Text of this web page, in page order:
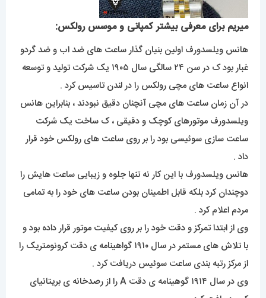
میریم برای معرفی بیشتر کمپانی و موسس رولکس:
هانس ویلسدورف اولین بنیان گذار ساعت های ضد اب و ضد گردو
غبار بود ک در سن ۲۴ سالگی سال ۱۹۰۵ یک شرکت تولید و توسعه
انواع ساعت های مچی رولکس را در لندن تاسیس کرد .
در آن زمان ساعت های مچی آنچنان دقیق نبودند ، بنابراین هانس
ویلسدورف موتورهای کوچک و دقیقی ، ک ساخت یک شرکت
ساعت سازی سوئیسی بود را بر روی ساعت های رولکس خود قرار
داد .
هانس ویلسدورف با این کار نه تنها جلوه و زیبایی ساعت هایش را
دوچندان کرد بلکه قابل اطمینان بودن ساعت های خود را به تمامی
مردم اعلام کرد .
وی از ابتدا تمرکز و دقت خود را بر روی کیفیت موتور قرار داده بود و
با تلاش های مستمر در سال ۱۹۱۰ گواهینامه ی دقت کرونومتریک را
از مرکز رتبه بندی ساعت سوئیس دریافت کرد .
وی در سال ۱۹۱۴ گوهینامه ی دقت A را از رصدخانه ی بریتانیای